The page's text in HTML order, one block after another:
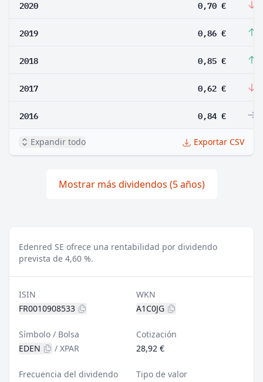
2020 0,70 €
2019 0,86 €
2018 0,85 €
2017 0,62 €
2016 0,84 €
Expandir todo Exportar CSV
Mostrar más dividendos (5 años)
Edenred SE ofrece una rentabilidad por dividendo
prevista de 4,60 %.
ISIN
FR0010908533
WKN
A1C0JG
Símbolo / Bolsa
EDEN
/ XPAR
Cotización
28,92 €
Frecuencia del dividendo
Tipo de valor